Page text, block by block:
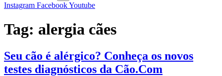
Instagram FacebookYoutube
Tag: alergia cães
Seu cão é alérgico? Conheça os novos
testes diagnósticos da Cão.Com